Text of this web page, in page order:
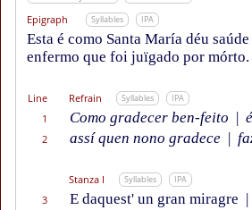
Epigraph
Syllables IPA
Esta é como Santa María déu
enfermo que foi juïgado por mórto.
Line Refrain Syllables IPA
1 Como gradecer ben-feito |
2 assí quen nono gradece |
Stanza I Syllables IPA
3 E daquest' un gran miragre |